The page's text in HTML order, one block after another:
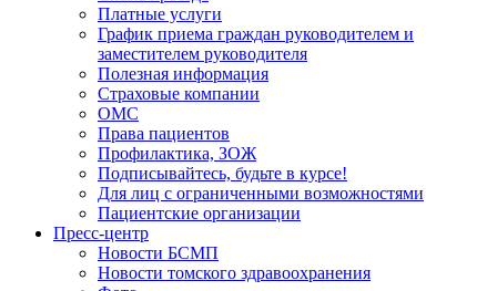
Платные услуги
График приема граждан руководителем и
заместителем руководителя
Полезная информация
Страховые компании
ОМС
Права пациентов
Профилактика, ЗОЖ
Подписывайтесь, будьте в курсе!
Для лиц с ограниченными возможностями
Пациентские организации
Пресс-центр
Новости БСМП
Новости томского здравоохранения